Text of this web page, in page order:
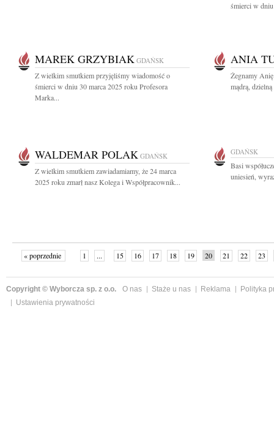
śmierci w
MAREK GRZYBIAK GDAŃSK
Z wielkim smutkiem przyjęliśmy wiadomość o
śmierci w dniu 30 marca 2025 roku Profesora
Marka...
ANIA
Żegnamy
mądrą,
WALDEMAR POLAK GDAŃSK
Z wielkim smutkiem zawiadamiamy, że 24 marca
2025 roku zmarł nasz Kolega i Współpracownik...
GDAŃSK
Basi
uniesień,
« poprzednie 1 ... 15 16 17 18 19 20 21 22
23
Copyright © Wyborcza sp. z o.o. O nas Staże u nas Reklama
Polityka
Ustawienia prywatności